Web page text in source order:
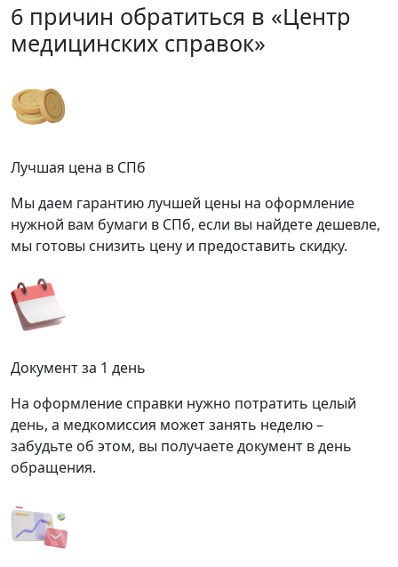
6 причин обратиться в «Центр
медицинских справок»
Лучшая цена в СПб
Мы даем гарантию лучшей цены на оформление
нужной вам бумаги в СПб, если вы найдете дешевле,
мы готовы снизить цену и предоставить скидку.
Документ за 1 день
На оформление справки нужно потратить целый
день, а медкомиссия может занять неделю –
забудьте об этом, вы получаете документ в день
обращения.